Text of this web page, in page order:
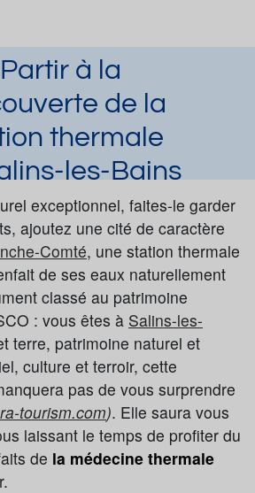
Partir à la
de la
thermale
les-Bains
par Laura Dupuy le 09/04/2021
à jour le 06/07/2023
Salins-les-Bains
une documentation
exceptionnel, faites-le garder
ajoutez une cité de caractère
Comté, une station thermale
de ses eaux naturellement
classé au patrimoine
: vous êtes à Salins-les-
terre, patrimoine naturel et
culture et terroir, cette
pas de vous surprendre
tourism.com). Elle saura vous
laissant le temps de profiter du
de la médecine thermale